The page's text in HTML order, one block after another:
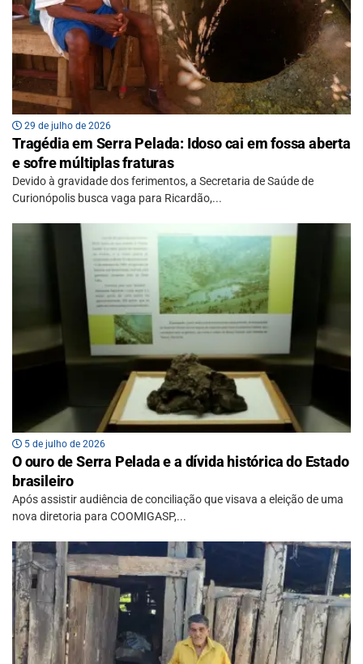
29 de julho de 2026
Tragédia em Serra Pelada: Idoso cai em fossa aberta
e sofre múltiplas fraturas
Devido à gravidade dos ferimentos, a Secretaria de Saúde de
Curionópolis busca vaga para Ricardão,...
5 de julho de 2026
O ouro de Serra Pelada e a dívida histórica do Estado
brasileiro
Após assistir audiência de conciliação que visava a eleição de uma
nova diretoria para COOMIGASP,...